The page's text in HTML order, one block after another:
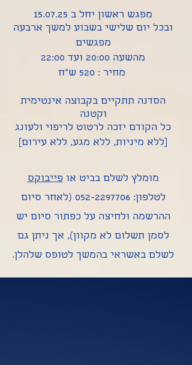
מפגש ראשון יחל ב 15.07.25
ובכל יום שלישי בשבוע למשך ארבעה
מפגשים
מהשעה 20:00 ועד 22:00
מחיר : 520 ש"ח
הסדנה תתקיים בקבוצה אינטימית
וקטנה
כל הקודם יזכה לרטוט לריפוי ולעונג
[ללא מיניות, ללא מגע, ללא עירום]
מומלץ לשלם בביט אופייבוקס
לטלפון:052-2297706 (לאחר סיום
ההרשמה ולחיצה על כפתור סיום יש
לסמן תשלום לא מקוון), אך ניתן גם
לשלם באשראי בהמשך לטופס שלהלן.